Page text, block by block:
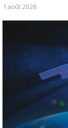
1 août 2026